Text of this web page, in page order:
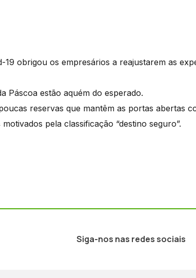
19 obrigou os empresários a reajustarem as
Páscoa estão aquém do esperado.
reservas que mantêm as portas abertas
pela classificação “destino seguro”.
Siga-nos nas redes sociais